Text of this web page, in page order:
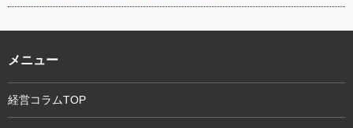
メニュー
経営コラムTOP